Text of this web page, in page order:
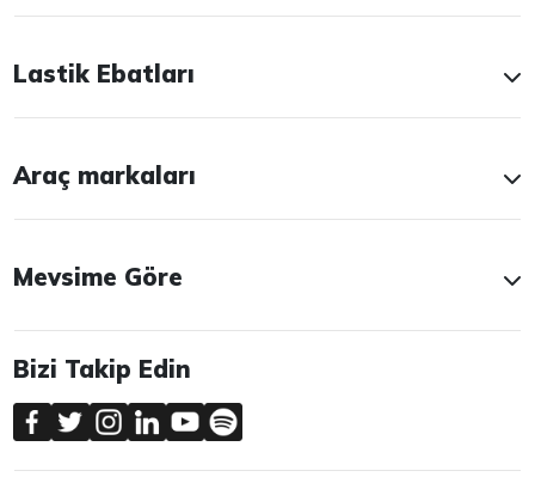
Lastik Ebatları
Araç markaları
Mevsime Göre
Bizi Takip Edin